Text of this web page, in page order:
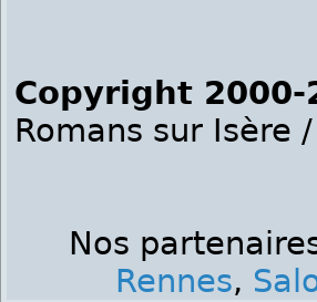
Copyright
Romans sur Isère
Nos
Rennes,